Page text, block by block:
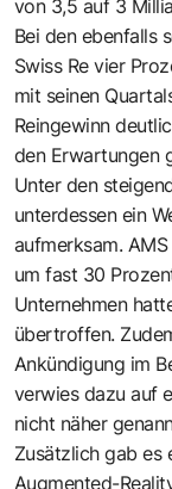
von 3,5 auf 3
Bei den ebenfalls
Swiss Re vier
mit seinen
Reingewinn
den Erwartungen
Unter den
unterdessen ein
aufmerksam.
um fast 30
Unternehmen
übertroffen.
Ankündigung im
verwies dazu auf
nicht näher
Zusätzlich gab es
Augmented-